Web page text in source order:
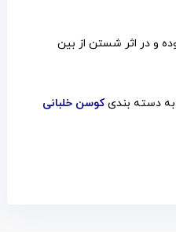
و در اثر شستن از بین
دسته بندی کوسن خلبانی